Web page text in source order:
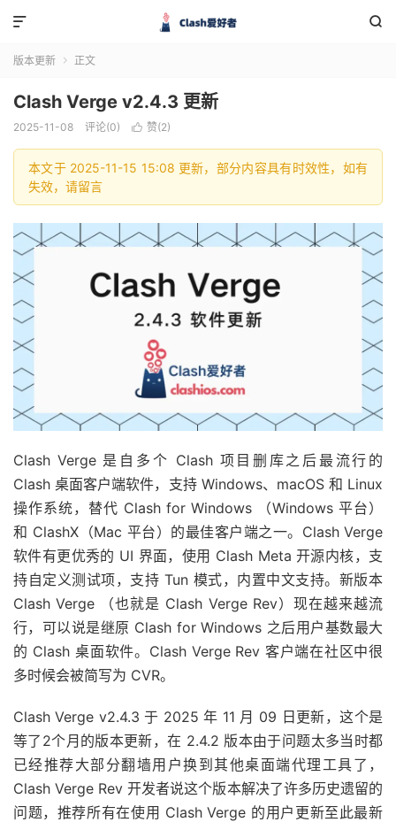


版本更新  正文
Clash Verge v2.4.3 更新
2025-11-08 评论(0)  赞(2)
本文于 2025-11-15 15:08 更新，部分内容具有时效性，如有
失效，请留言
Clash Verge 是自多个 Clash 项目删库之后最流行的
Clash 桌面客户端软件，支持 Windows、macOS 和 Linux
操作系统，替代 Clash for Windows （Windows 平台）
和 ClashX（Mac 平台）的最佳客户端之一。Clash Verge
软件有更优秀的 UI 界面，使用 Clash Meta 开源内核，支
持自定义测试项，支持 Tun 模式，内置中文支持。新版本
Clash Verge （也就是 Clash Verge Rev）现在越来越流
行，可以说是继原 Clash for Windows 之后用户基数最大
的 Clash 桌面软件。Clash Verge Rev 客户端在社区中很
多时候会被简写为 CVR。
Clash Verge v2.4.3 于 2025 年 11 月 09 日更新，这个是
等了2个月的版本更新，在 2.4.2 版本由于问题太多当时都
已经推荐大部分翻墙用户换到其他桌面端代理工具了，
Clash Verge Rev 开发者说这个版本解决了许多历史遗留的
问题，推荐所有在使用 Clash Verge 的用户更新至此最新